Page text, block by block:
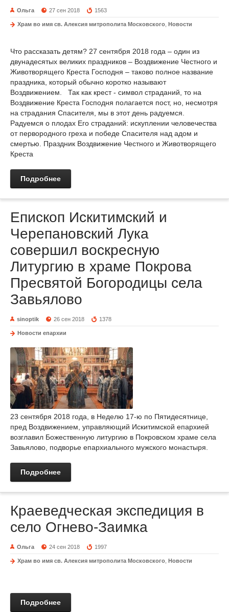
Ольга 27 сен 2018 1563
Храм во имя св. Алексия митрополита Московского Новости
Что рассказать детям? 27 сентября 2018 года – один из
двунадесятых великих праздников – Воздвижение Честного и
Животворящего Креста Господня – таково полное название
праздника, который обычно коротко называют
Воздвижением. Так как крест - символ страданий, то на
Воздвижение Креста Господня полагается пост, но, несмотря
на страдания Спасителя, мы в этот день радуемся.
Радуемся о плодах Его страданий: искуплении человечества
от первородного греха и победе Спасителя над адом и
смертью. Праздник Воздвижение Честного и Животворящего
Креста
Подробнее
Епископ Искитимский и
Черепановский Лука
совершил воскресную
Литургию в храме Покрова
Пресвятой Богородицы села
Завьялово
sinoptik 26 сен 2018 1378
Новости епархии
23 сентября 2018 года, в Неделю 17-ю по Пятидесятнице,
пред Воздвижением, управляющий Искитимской епархией
возглавил Божественную литургию в Покровском храме села
Завьялово, подворье епархиального мужского монастыря.
Подробнее
Краеведческая экспедиция в
село Огнево-Заимка
Ольга 24 сен 2018 1997
Храм во имя св. Алексия митрополита Московского Новости
Подробнее